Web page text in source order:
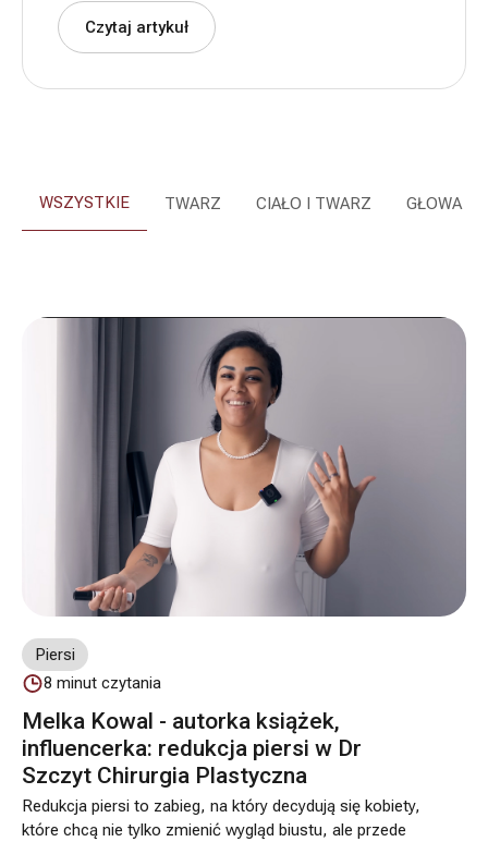
Czytaj artykuł
WSZYSTKIE TWARZ CIAŁO I TWARZ GŁOWA
Piersi
8 minut czytania
Melka Kowal - autorka książek,
influencerka: redukcja piersi w Dr
Szczyt Chirurgia Plastyczna
Redukcja piersi to zabieg, na który decydują się kobiety,
które chcą nie tylko zmienić wygląd biustu, ale przede